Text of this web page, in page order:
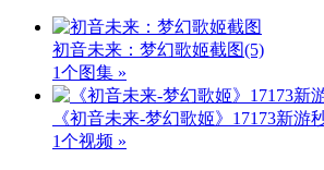
初音未来：梦幻歌姬截图(5)
1个图集 »
《初音未来-梦幻歌姬》17173新游
1个视频 »